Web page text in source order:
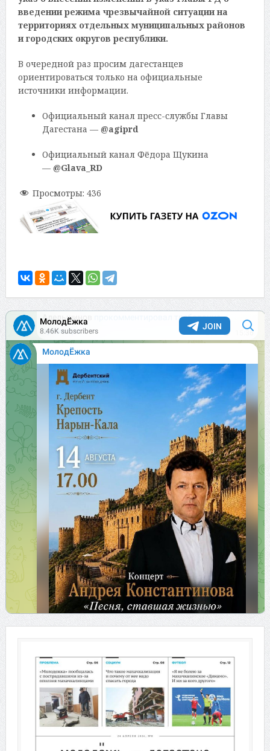
введении режима чрезвычайной ситуации на
территориях отдельных муниципальных районов
и городских округов республики.
В очередной раз просим дагестанцев
ориентироваться только на официальные
источники информации.
Официальный канал пресс-службы Главы
Дагестана — @agiprd
Официальный канал Фёдора Щукина
— @Glava_RD
Просмотры: 436